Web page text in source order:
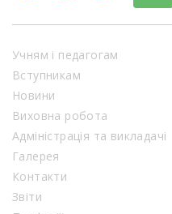
Учням і педагогам
Вступникам
Новини
Виховна робота
Адміністрація та викладачі
Галерея
Контакти
Звіти